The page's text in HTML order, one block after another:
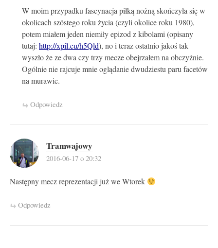
W moim przypadku fascynacja piłką nożną skończyła się w
okolicach szóstego roku życia (czyli okolice roku 1980),
potem miałem jeden niemiły epizod z kibolami (opisany
tutaj: http://xpil.eu/h5Qld), no i teraz ostatnio jakoś tak
wyszło że ze dwa czy trzy mecze obejrzałem na obczyźnie.
Ogólnie nie rajcuje mnie oglądanie dwudziestu paru facetów
na murawie.
Odpowiedz
Tramwajowy
2016-06-17 o 20:32
Następny mecz reprezentacji już we Wtorek
Odpowiedz